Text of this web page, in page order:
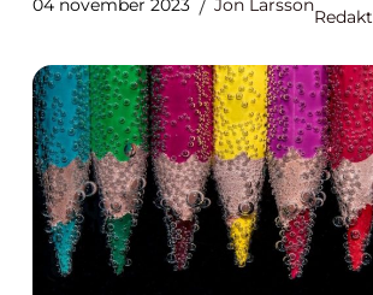
04 november 2023 Jon Larsson